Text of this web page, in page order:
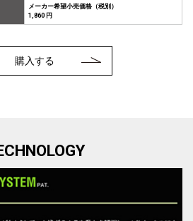
メーカー希望小売価格（税別）
1,860 円
購入する